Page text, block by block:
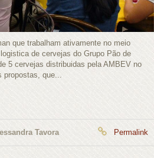
que trabalham ativamente no meio
de cervejas do Grupo Pão de
5 cervejas distribuidas pela AMBEV no
que...
Tavora Permalink